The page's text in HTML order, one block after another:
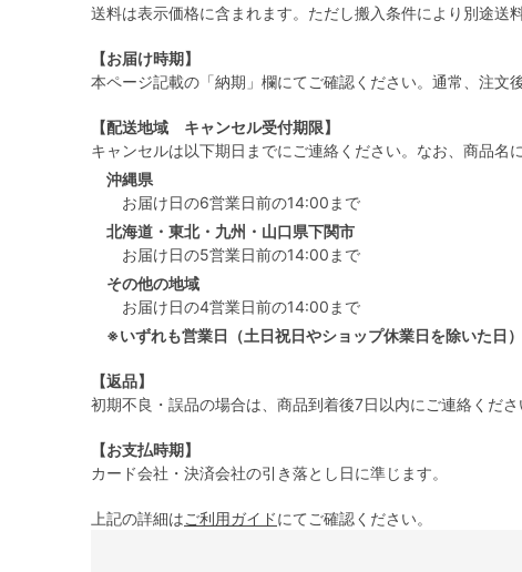
送料は表示価格に含まれます。ただし搬入条件により別途送
【お届け時期】
本ページ記載の「納期」欄にてご確認ください。通常、注文
【配送地域 キャンセル受付期限】
キャンセルは以下期日までにご連絡ください。なお、商品名
沖縄県
お届け日の6営業日前の14:00まで
北海道・東北・九州・山口県下関市
お届け日の5営業日前の14:00まで
その他の地域
お届け日の4営業日前の14:00まで
※いずれも営業日（土日祝日やショップ休業日を除いた日
【返品】
初期不良・誤品の場合は、商品到着後7日以内にご連絡くだ
【お支払時期】
カード会社・決済会社の引き落とし日に準じます。
上記の詳細はご利用ガイドにてご確認ください。